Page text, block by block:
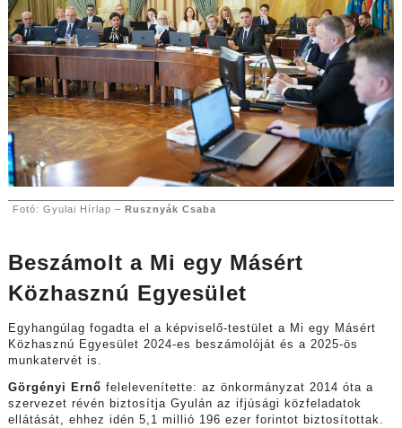
Fotó: Gyulai Hírlap – Rusznyák Csaba
Beszámolt a Mi egy Másért
Közhasznú Egyesület
Egyhangúlag fogadta el a képviselő-testület a Mi egy Másért
Közhasznú Egyesület 2024-es beszámolóját és a 2025-ös
munkatervét is.
Görgényi Ernő felelevenítette: az önkormányzat 2014 óta a
szervezet révén biztosítja Gyulán az ifjúsági közfeladatok
ellátását, ehhez idén 5,1 millió 196 ezer forintot biztosítottak.